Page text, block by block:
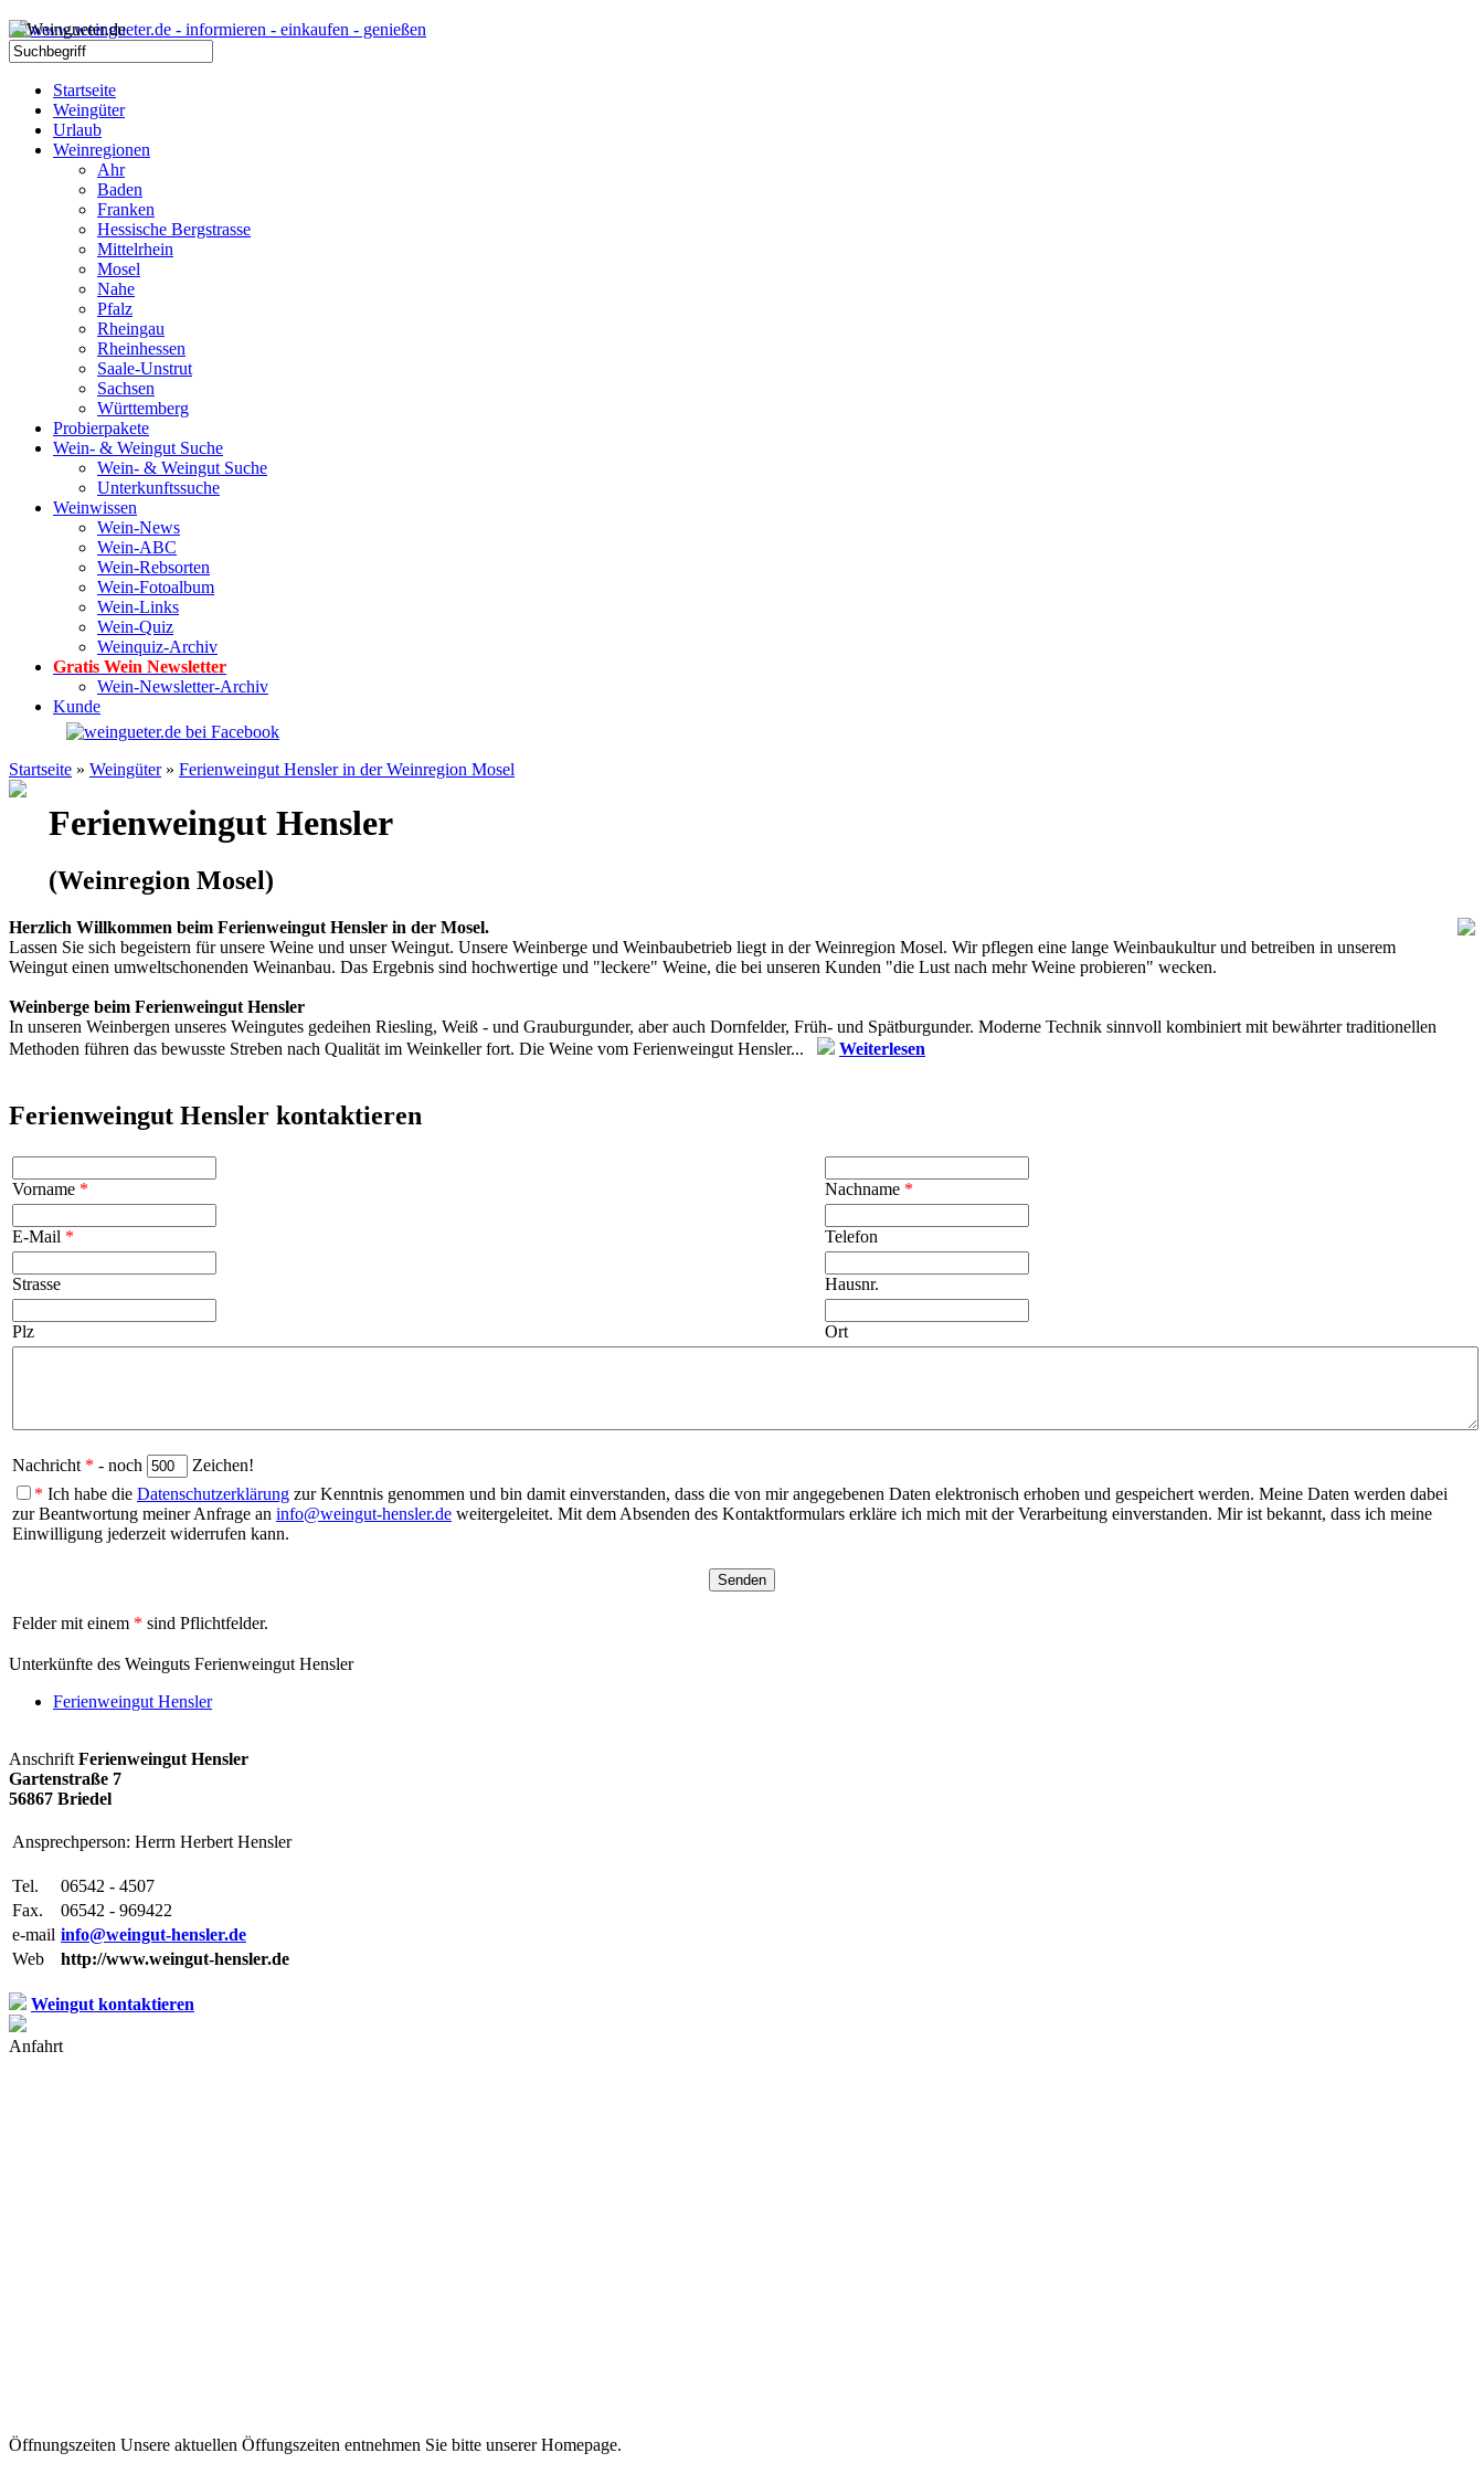
Startseite
Weingüter
Urlaub
Weinregionen
Ahr
Baden
Franken
Hessische Bergstrasse
Mittelrhein
Mosel
Nahe
Pfalz
Rheingau
Rheinhessen
Saale-Unstrut
Sachsen
Württemberg
Probierpakete
Wein- & Weingut Suche
Wein- & Weingut Suche
Unterkunftssuche
Weinwissen
Wein-News
Wein-ABC
Wein-Rebsorten
Wein-Fotoalbum
Wein-Links
Wein-Quiz
Weinquiz-Archiv
Gratis Wein Newsletter
Wein-Newsletter-Archiv
Kunde
Startseite » Weingüter » Ferienweingut Hensler in der Weinregion Mosel
Ferienweingut Hensler
(Weinregion Mosel)
Herzlich Willkommen beim Ferienweingut Hensler in der Mosel.
Lassen Sie sich begeistern für unsere Weine und unser Weingut. Unsere Weinberge und Weinbaubetrieb liegt in der Weinregion Mosel. Wir pflegen eine lange Weinbaukultur und betreiben in unserem
Weingut einen umweltschonenden Weinanbau. Das Ergebnis sind hochwertige und "leckere" Weine, die bei unseren Kunden "die Lust nach mehr Weine probieren" wecken.
Weinberge beim Ferienweingut Hensler
In unseren Weinbergen unseres Weingutes gedeihen Riesling, Weiß - und Grauburgunder, aber auch Dornfelder, Früh- und Spätburgunder. Moderne Technik sinnvoll kombiniert mit bewährter traditionellen
Methoden führen das bewusste Streben nach Qualität im Weinkeller fort. Die Weine vom Ferienweingut Hensler...
Weiterlesen
Ferienweingut Hensler kontaktieren
Vorname * Nachname *
E-Mail * Telefon
Strasse Hausnr.
Plz Ort
Nachricht * - noch
Zeichen!
* Ich habe die Datenschutzerklärung zur Kenntnis genommen und bin damit einverstanden, dass die von mir angegebenen Daten elektronisch erhoben und gespeichert werden. Meine Daten werden dabei
zur Beantwortung meiner Anfrage an info@weingut-hensler.de weitergeleitet. Mit dem Absenden des Kontaktformulars erkläre ich mich mit der Verarbeitung einverstanden. Mir ist bekannt, dass ich meine
Einwilligung jederzeit widerrufen kann.
Felder mit einem * sind Pflichtfelder.
Unterkünfte des Weinguts Ferienweingut Hensler
Ferienweingut Hensler
Anschrift Ferienweingut Hensler
Gartenstraße 7
56867 Briedel
Ansprechperson: Herrn Herbert Hensler
Tel.
06542 - 4507
Fax.
06542 - 969422
e-mail info@weingut-hensler.de
Web
http://www.weingut-hensler.de
Weingut kontaktieren
Anfahrt
Öffnungszeiten Unsere aktuellen Öffungszeiten entnehmen Sie bitte unserer Homepage.